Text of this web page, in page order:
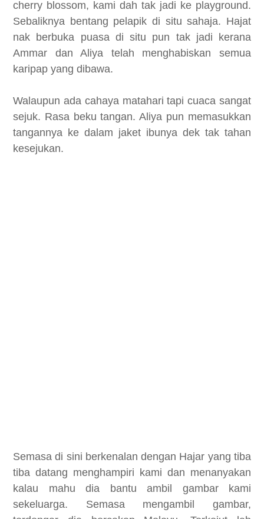
cherry blossom, kami dah tak jadi ke playground.
Sebaliknya bentang pelapik di situ sahaja. Hajat
nak berbuka puasa di situ pun tak jadi kerana
Ammar dan Aliya telah menghabiskan semua
karipap yang dibawa.
Walaupun ada cahaya matahari tapi cuaca sangat
sejuk. Rasa beku tangan. Aliya pun memasukkan
tangannya ke dalam jaket ibunya dek tak tahan
kesejukan.
Semasa di sini berkenalan dengan Hajar yang tiba
tiba datang menghampiri kami dan menanyakan
kalau mahu dia bantu ambil gambar kami
sekeluarga. Semasa mengambil gambar,